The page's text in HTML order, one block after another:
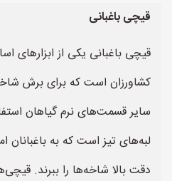
قیچی باغبانی
قیچی باغبانی یکی از ابزارهای
کشاورزان است که برای برش
سایر قسمت‌های نرم گیاهان
لبه‌های تیز است که به
دقت بالا شاخه‌ها را ببرند.